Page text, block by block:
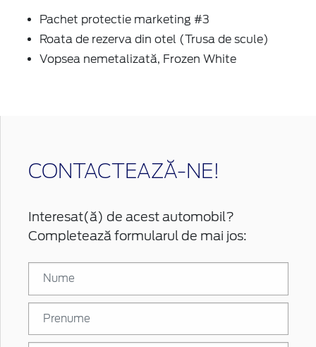
Pachet protectie marketing #3
Roata de rezerva din otel (Trusa de scule)
Vopsea nemetalizată, Frozen White
CONTACTEAZĂ-NE!
Interesat(ă) de acest automobil?
Completează formularul de mai jos: